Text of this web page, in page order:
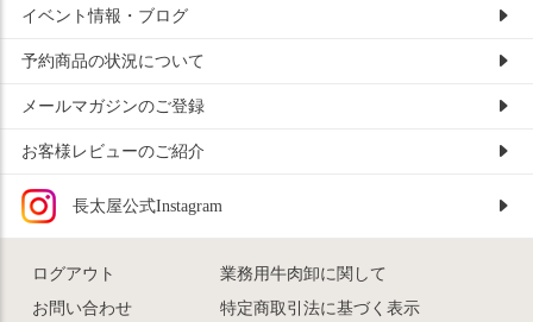
イベント情報・ブログ
予約商品の状況について
メールマガジンのご登録
お客様レビューのご紹介
長太屋公式Instagram
ログアウト
業務用牛肉卸に関して
お問い合わせ
特定商取引法に基づく表示